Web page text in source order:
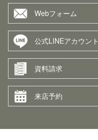
Webフォーム
公式LINEアカウント
資料請求
来店予約